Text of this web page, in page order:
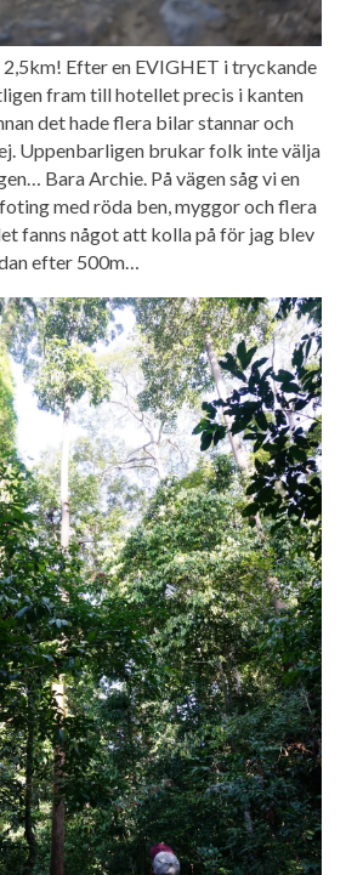
Efter en EVIGHET i tryckande
fram till hotellet precis i kanten
det hade flera bilar stannar och
Uppenbarligen brukar folk inte välja
Bara Archie. På vägen såg vi en
med röda ben, myggor och flera
fanns något att kolla på för jag blev
efter 500m…